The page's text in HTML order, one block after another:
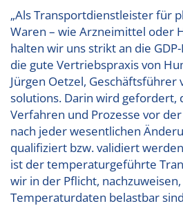
„Als Transportdienstleister für
Waren – wie Arzneimittel oder
halten wir uns strikt an die
die gute Vertriebspraxis von
Jürgen Oetzel, Geschäftsführer
solutions. Darin wird gefordert,
Verfahren und Prozesse vor
nach jeder wesentlichen
qualifiziert bzw. validiert
ist der temperaturgeführte
wir in der Pflicht,
Temperaturdaten belastbar